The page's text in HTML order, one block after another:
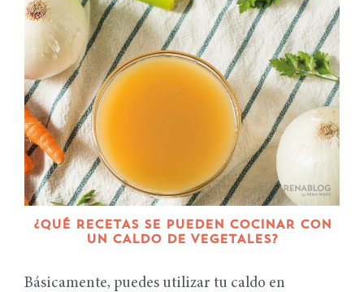
¿QUÉ RECETAS SE PUEDEN COCINAR CON
UN CALDO DE VEGETALES?
Básicamente, puedes utilizar tu caldo en